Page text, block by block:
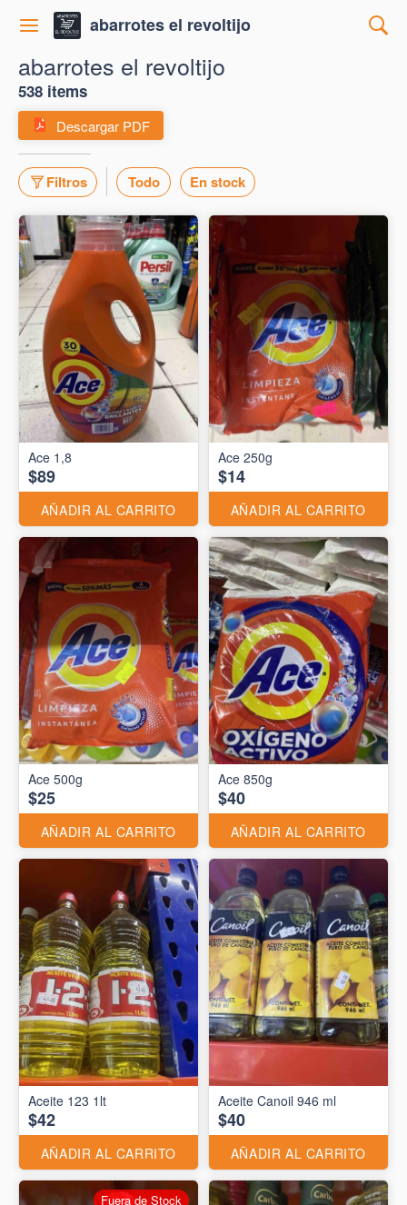
abarrotes el revoltijo
abarrotes el revoltijo
538 items
Descargar PDF
Filtros Todo En stock
Ace 1,8
$89
AÑADIR AL CARRITO
Ace 250g
$14
AÑADIR AL CARRITO
Ace 500g
$25
AÑADIR AL CARRITO
Ace 850g
$40
AÑADIR AL CARRITO
Aceite 123 1lt
$42
AÑADIR AL CARRITO
Aceite Canoil 946 ml
$40
AÑADIR AL CARRITO
Fuera de Stock